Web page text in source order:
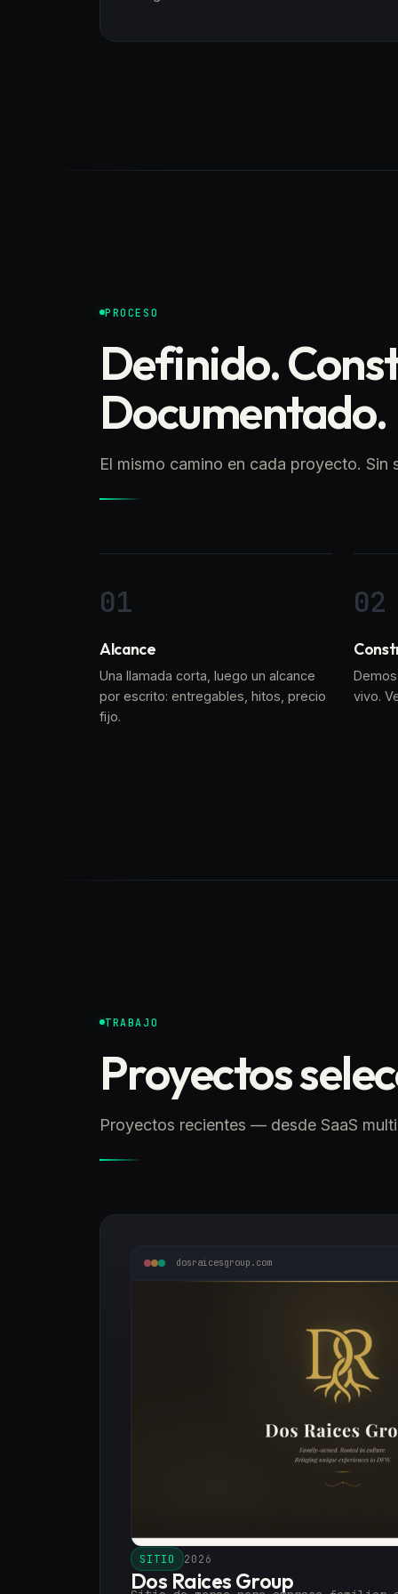
PROCESO
Definido.
Documentado.
El mismo camino en cada proyecto.
Alcance
Una llamada corta, luego un alcance
por escrito: entregables, hitos, precio
fijo.
vivo.
TRABAJO
Proyectos
Proyectos recientes — desde SaaS
dosraicesgroup.com
SITIO 2026
Dos Raices Group